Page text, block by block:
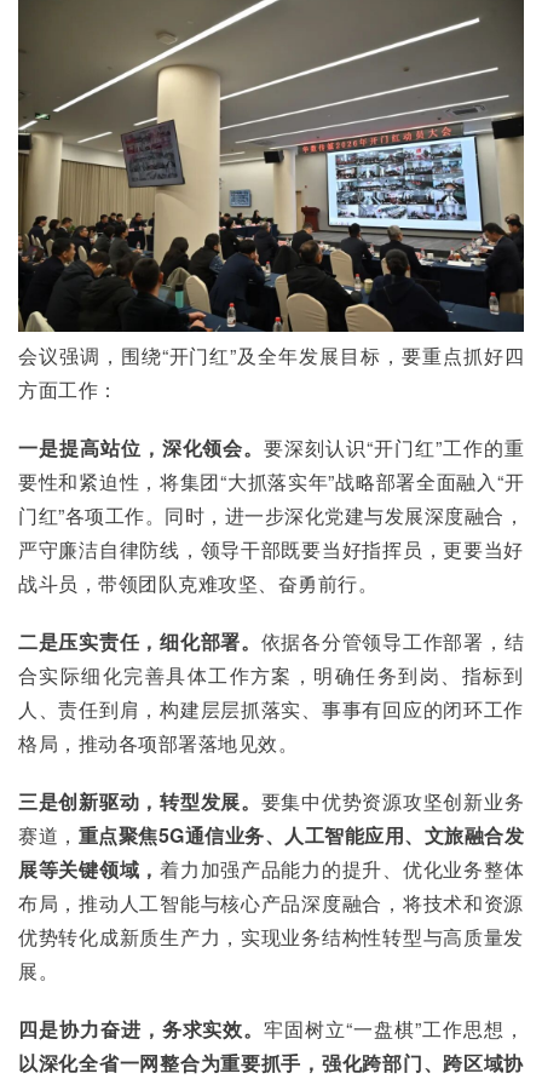
会议强调，围绕“开门红”及全年发展目标，要重点抓好四
方面工作：
一是提高站位，深化领会。要深刻认识“开门红”工作的重
要性和紧迫性，将集团“大抓落实年”战略部署全面融入“开
门红”各项工作。同时，进一步深化党建与发展深度融合，
严守廉洁自律防线，领导干部既要当好指挥员，更要当好
战斗员，带领团队克难攻坚、奋勇前行。
二是压实责任，细化部署。 依据各分管领导工作部署，结
合实际细化完善具体工作方案，明确任务到岗、指标到
人、责任到肩，构建层层抓落实、事事有回应的闭环工作
格局，推动各项部署落地见效。
三是创新驱动，转型发展。 要集中优势资源攻坚创新业务
赛道， 重点聚焦5G通信业务、人工智能应用、文旅融合发
展等关键领域，着力加强产品能力的提升、优化业务整体
布局，推动人工智能与核心产品深度融合，将技术和资源
优势转化成新质生产力，实现业务结构性转型与高质量发
展。
四是协力奋进，务求实效。牢固树立“一盘棋”工作思想，
以深化全省一网整合为重要抓手，强化跨部门、跨区域协